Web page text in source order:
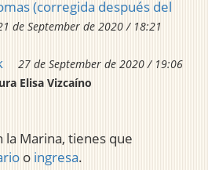
(corregida después del
de September de 2020 / 18:21
27 de September de 2020 / 19:06
Elisa Vizcaíno
la Marina, tienes que
o ingresa.